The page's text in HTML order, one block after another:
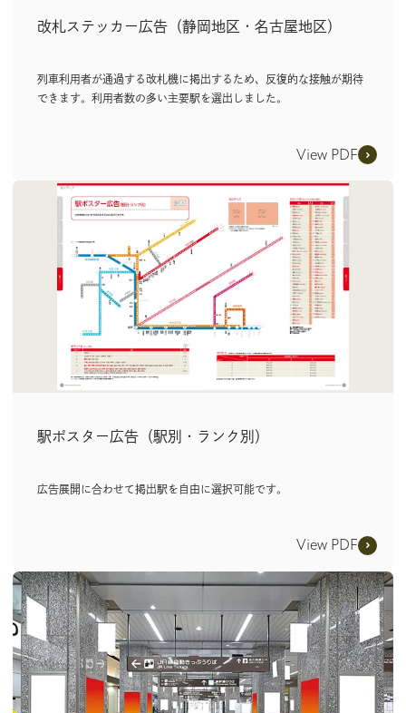
改札ステッカー広告（静岡地区・名古屋地区）
列車利用者が通過する改札機に掲出するため、反復的な接触が期待
できます。利用者数の多い主要駅を選出しました。
View PDF
駅ポスター広告（駅別・ランク別）
広告展開に合わせて掲出駅を自由に選択可能です。
View PDF